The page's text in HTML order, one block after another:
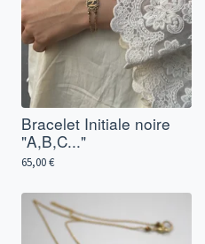
Bracelet Initiale noire
"A,B,C..."
65,00€